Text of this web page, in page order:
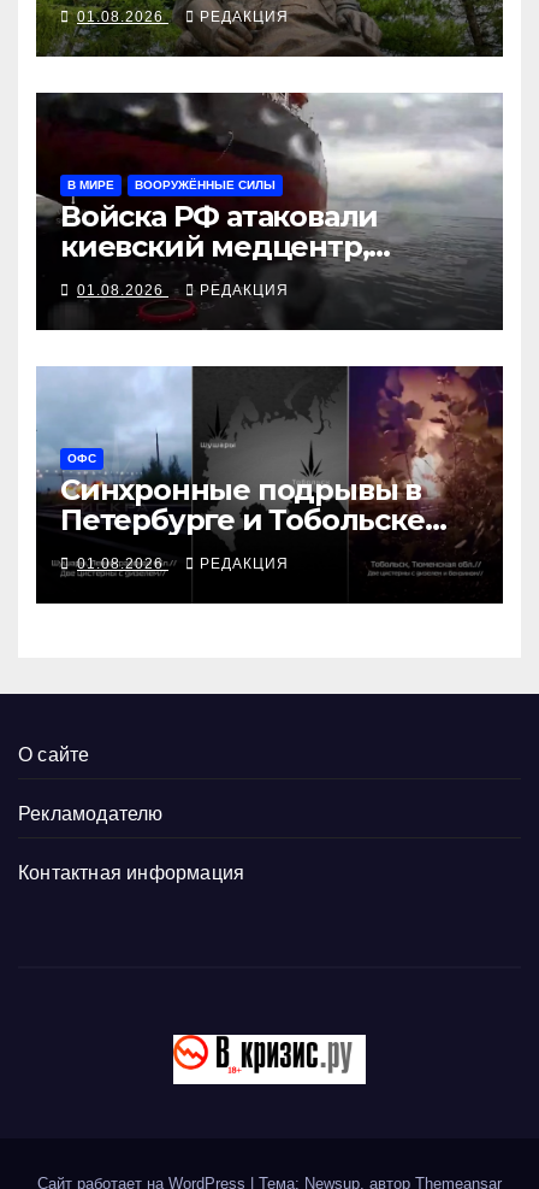
01.08.2026 РЕДАКЦИЯ
В МИРЕ ВООРУЖЁННЫЕ СИЛЫ
Войска РФ атаковали
киевский медцентр,
украинские БПЛА утопили
контейнеровоз «Росатома»
01.08.2026 РЕДАКЦИЯ
ОФС
Синхронные подрывы в
Петербурге и Тобольске
сорвали графики ВПК
01.08.2026 РЕДАКЦИЯ
О сайте
Рекламодателю
Контактная информация
Сайт работает на WordPress Тема: Newsup, автор Themeansar